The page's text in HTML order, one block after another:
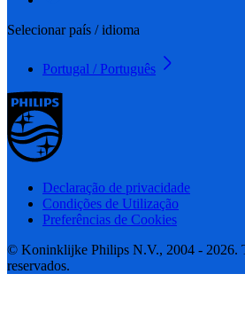
Selecionar país / idioma
Portugal / Português
Declaração de privacidade
Condições de Utilização
Preferências de Cookies
© Koninklijke Philips N.V., 2004 - 2026.
reservados.